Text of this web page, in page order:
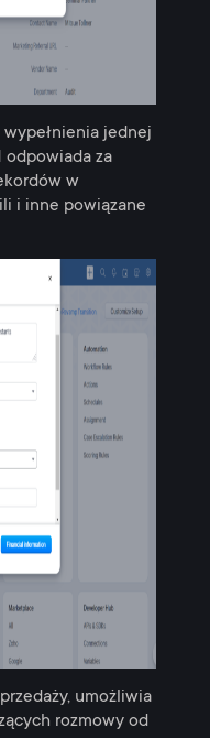
jednej
odpowiada za
w
i inne powiązane
umożliwia
rozmowy od